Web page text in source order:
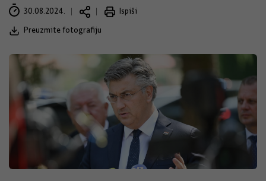
30.08.2024.
Ispiši
Preuzmite fotografiju